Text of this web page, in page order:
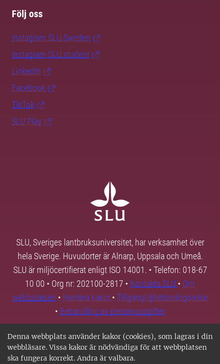
Denna webbplats använder kakor (cookies), som lagras i din
webbläsare. Vissa kakor är nödvändiga för att webbplatsen
ska fungera korrekt. Andra är valbara.
Följ oss
Instagram SLU.Sweden
Instagram SLU.student
LinkedIn
Facebook
TikTok
SLU Play
SLU, Sveriges lantbruksuniversitet, har verksamhet över
hela Sverige. Huvudorter är Alnarp, Uppsala och Umeå.
SLU är miljöcertifierat enligt ISO 14001. • Telefon: 018-67
10 00 • Org nr: 202100-2817 • Kontakta SLU • Om
webbplatsen • Hantera kakor • Tillgänglighetsredogörelse
• Behandling av personuppgifter